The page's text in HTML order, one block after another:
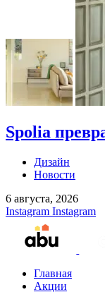
Spolia
Дизайн
Новости
6 августа, 2026
Instagram Instagram
Главная
Акции